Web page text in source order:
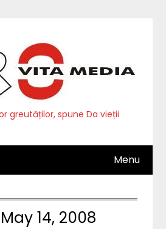
greutăților, spune Da vieții
Menu
May 14, 2008